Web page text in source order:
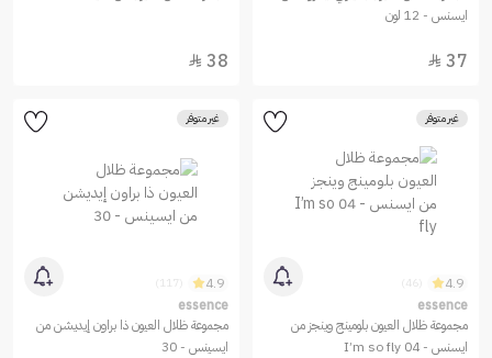
ايسنس - 12 لون
37

38

غير متوفر
4.9
essence
مجموعة ظلال العيون بلومينج وينجز من
ايسنس - 04 I’m so fly
غير متوفر
4.9
essence
مجموعة ظلال العيون ذا براون إيديشن من
ايسينس - 30